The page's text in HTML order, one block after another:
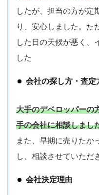
したが、担当の方が定
り、安心しました。た
した日の天候が悪く、
した
会社の探し方・査定
大手のデベロッパーの
手の会社に相談しまし
また、早期に売りたか
し、相談させていただ
会社決定理由